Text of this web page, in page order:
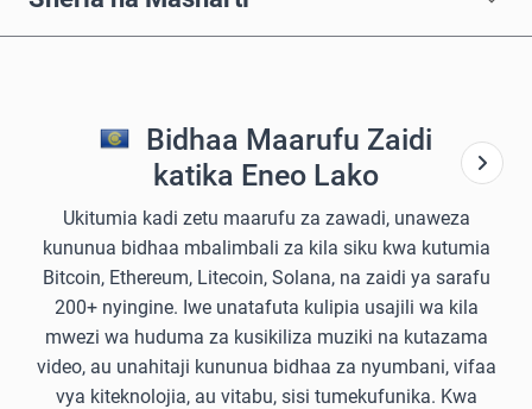
Bidhaa Maarufu Zaidi
katika Eneo Lako
Ukitumia kadi zetu maarufu za zawadi, unaweza
kununua bidhaa mbalimbali za kila siku kwa kutumia
Bitcoin, Ethereum, Litecoin, Solana, na zaidi ya sarafu
200+ nyingine. Iwe unatafuta kulipia usajili wa kila
mwezi wa huduma za kusikiliza muziki na kutazama
video, au unahitaji kununua bidhaa za nyumbani, vifaa
vya kiteknolojia, au vitabu, sisi tumekufunika. Kwa